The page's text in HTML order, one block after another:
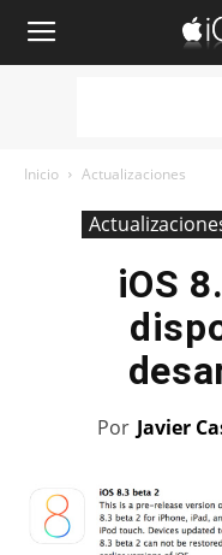
iOSXtreme
Inicio Actualizaciones
iOS
Por Javier